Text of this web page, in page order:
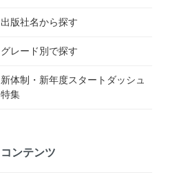
出版社名から探す
グレード別で探す
新体制・新年度スタートダッシュ
特集
コンテンツ